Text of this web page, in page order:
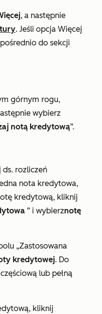
, a następnie
. Jeśli opcja Więcej
do sekcji
górnym rogu,
wybierz
notą kredytową”.
rozliczeń
nota kredytowa,
kredytową, kliknij
” i wybierznotę
„Zastosowana
kredytowej. Do
lub pełną
kliknij